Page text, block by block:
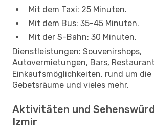
Mit dem Taxi: 25 Minuten.
Mit dem Bus: 35-45 Minuten.
Mit der S-Bahn: 30 Minuten.
Dienstleistungen: Souvenirshops,
Autovermietungen, Bars,
Einkaufsmöglichkeiten, rund um die
Gebetsräume und vieles mehr.
Aktivitäten und
Izmir